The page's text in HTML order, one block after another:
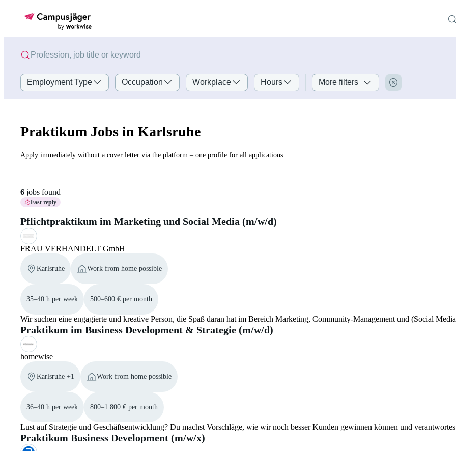
Employment Type Occupation Workplace Hours More filters
Praktikum Jobs in Karlsruhe
Apply immediately without a cover letter via the platform – one profile for all applications.
6 jobs found
Fast reply
Pflichtpraktikum im Marketing und Social Media (m/w/d)
FRAU VERHANDELT GmbH
Karlsruhe Work from home possible
35–40 h per week 500–600 € per month
Wir suchen eine engagierte und kreative Person, die Spaß daran hat im Bereich Marketing, Community-Management und (Social
Praktikum im Business Development & Strategie (m/w/d)
homewise
Karlsruhe +1 Work from home possible
36–40 h per week 800–1.800 € per month
Lust auf Strategie und Geschäftsentwicklung? Du machst Vorschläge, wie wir noch besser Kunden gewinnen können und
Praktikum Business Development (m/w/x)